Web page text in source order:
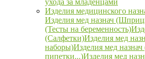
ухода за младенцами
Изделия медицинского
Изделия мед назнач
(Тесты на беременность)
(Салфетки)Изделия мед
наборы)Изделия мед
пипетки...)Изделия мед